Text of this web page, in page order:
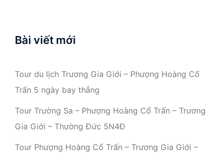
Bài viết mới
Tour du lịch Trương Gia Giới – Phượng Hoàng Cổ
Trấn 5 ngày bay thẳng
Tour Trường Sa – Phượng Hoàng Cổ Trấn – Trương
Gia Giới – Thường Đức 5N4Đ
Tour Phượng Hoàng Cổ Trấn – Trương Gia Giới –